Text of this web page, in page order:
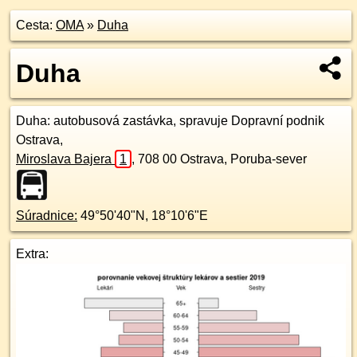
Cesta: OMA» Duha
Duha
Duha: autobusová zastávka, spravuje Dopravní podnik
Ostrava,
Miroslava Bajera
1 , 708 00 Ostrava, Poruba-sever
Súradnice: 49°50'40"N , 18°10'6"E
Extra: